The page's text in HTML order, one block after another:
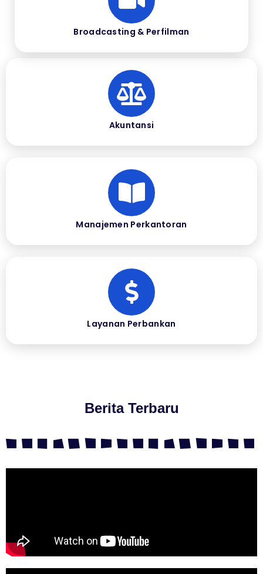
Broadcasting & Perfilman
Akuntansi
Manajemen Perkantoran
Layanan Perbankan
Berita Terbaru